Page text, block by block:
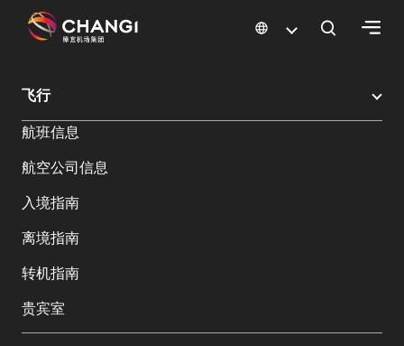
有
宜
网
选
语
言:
樟宜机场 樟宜机场餐饮与购物 樟宜机场购物指南 购物详情
飞行
航班信息
航空公司信息
入境指南
离境指南
转机指南
贵宾室